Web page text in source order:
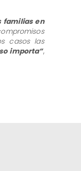
familias en
casos las
importa”,